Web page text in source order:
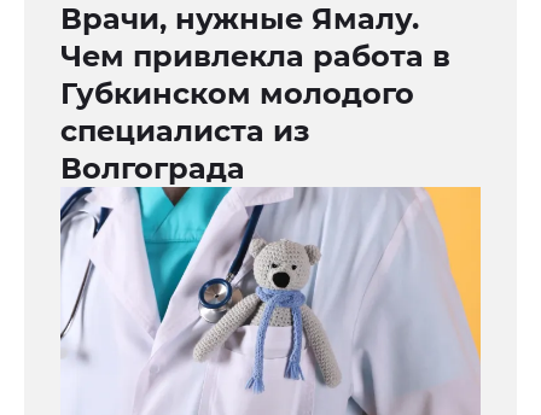
Врачи, нужные Ямалу.
Чем привлекла работа в
Губкинском молодого
специалиста из
Волгограда